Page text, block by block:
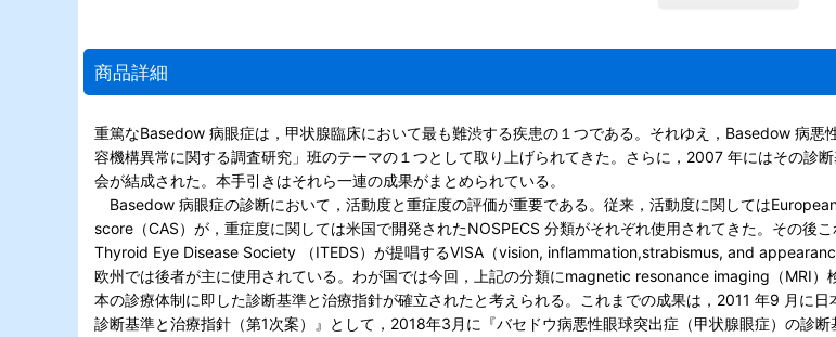
商品詳細
重篤なBasedow 病眼症は，甲状腺臨床において最も難渋する疾患の１つである。それゆえ，Basedow 病
容機構異常に関する調査研究」班のテーマの１つとして取り上げられてきた。さらに，2007 年にはその診
会が結成された。本手引きはそれら一連の成果がまとめられている。
Basedow 病眼症の診断において，活動度と重症度の評価が重要である。従来，活動度に関しては
score（CAS）が，重症度に関しては米国で開発されたNOSPECS 分類がそれぞれ使用されてきた。その後
Thyroid Eye Disease Society （ITEDS）が提唱するVISA（vision, inflammation,strabismus, and
欧州では後者が主に使用されている。わが国では今回，上記の分類にmagnetic resonance imaging（MRI
本の診療体制に即した診断基準と治療指針が確立されたと考えられる。これまでの成果は，2011 年9 月に
診断基準と治療指針（第1次案）』として，2018年3月に『バセドウ病悪性眼球突出症（甲状腺眼症）の診